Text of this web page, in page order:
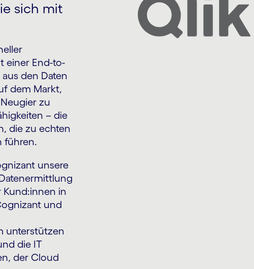
sich mit
einer End-to-
den Daten
dem Markt,
zu
– die
die zu echten
führen.
unsere
Kund:innen in
und
unterstützen
die IT
der Cloud